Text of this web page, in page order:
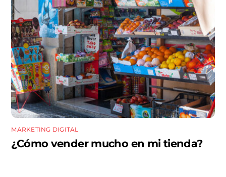
MARKETING DIGITAL
¿Cómo vender mucho en mi tienda?